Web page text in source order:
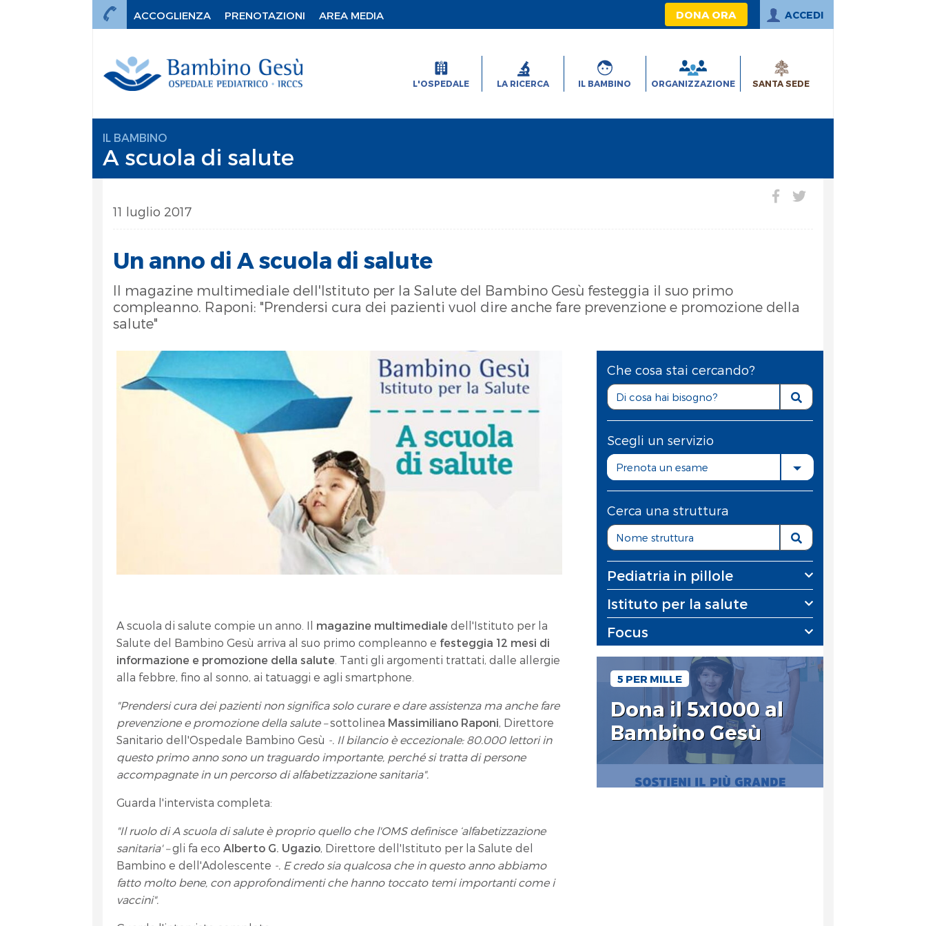
ACCOGLIENZA PRENOTAZIONI AREA MEDIA DONA ORA ACCEDI
L'OSPEDALE LA RICERCA IL BAMBINO ORGANIZZAZIONE SANTA SEDE
IL BAMBINO
A scuola di salute
11 luglio 2017
Un anno di A scuola di salute
Il magazine multimediale dell'Istituto per la Salute del Bambino Gesù festeggia il suo primo
compleanno. Raponi: "Prendersi cura dei pazienti vuol dire anche fare prevenzione e promozione della
salute"
A scuola di salute compie un anno. Il magazine multimediale dell'Istituto per la
Salute del Bambino Gesù arriva al suo primo compleanno e festeggia 12 mesi di
informazione e promozione della salute . Tanti gli argomenti trattati, dalle allergie
alla febbre, fino al sonno, ai tatuaggi e agli smartphone.
"Prendersi cura dei pazienti non significa solo curare e dare assistenza ma anche fare
prevenzione e promozione della salute –sottolinea Massimiliano Raponi, Direttore
Sanitario dell'Ospedale Bambino Gesù -. Il bilancio è eccezionale: 80.000 lettori in
questo primo anno sono un traguardo importante, perché si tratta di persone
accompagnate in un percorso di alfabetizzazione sanitaria".
Guarda l'intervista completa:
"Il ruolo di A scuola di salute è proprio quello che l'OMS definisce ‘alfabetizzazione
sanitaria' –gli fa ecoAlberto G. Ugazio, Direttore dell'Istituto per la Salute del
Bambino e dell'Adolescente -. E credo sia qualcosa che in questo anno abbiamo
fatto molto bene, con approfondimenti che hanno toccato temi importanti come i
vaccini".
Che cosa stai cercando?
Scegli un servizio
Prenota un esame
Cerca una struttura
Pediatria in pillole
Istituto per la salute
Focus
5 PER MILLE
Dona il 5x1000 al
Bambino Gesù